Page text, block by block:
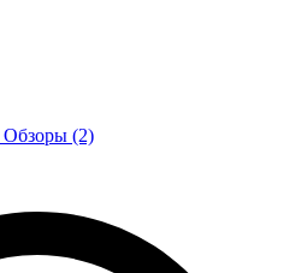
Обзоры (2)